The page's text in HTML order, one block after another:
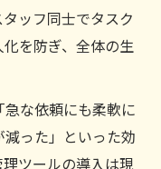
ッフ同士でタスク
を防ぎ、全体の生
な依頼にも柔軟に
った」といった効
ツールの導入は現